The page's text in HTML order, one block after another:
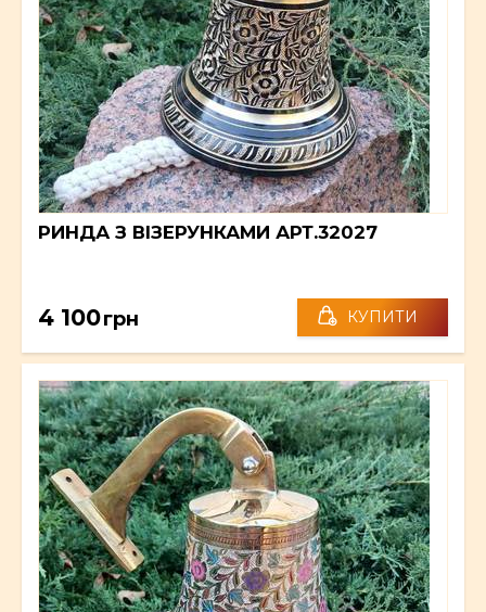
РИНДА З ВІЗЕРУНКАМИ АРТ.32027
4 100грн КУПИТИ